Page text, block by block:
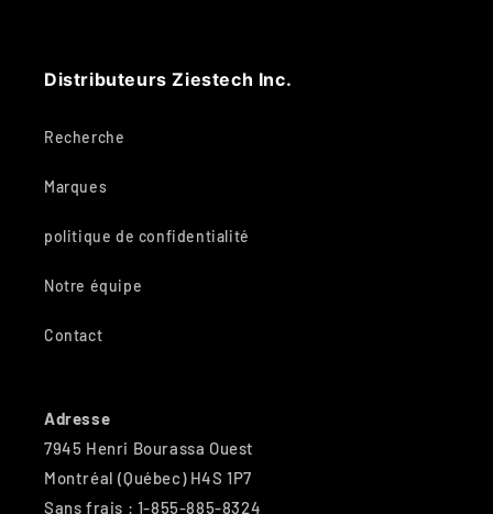
Distributeurs Ziestech Inc.
Recherche
Marques
politique de confidentialité
Notre équipe
Contact
Adresse
7945 Henri Bourassa Ouest
Montréal (Québec) H4S 1P7
Sans frais : 1-855-885-8324